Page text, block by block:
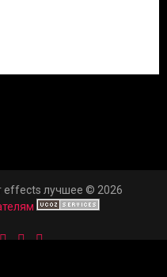
effects лучшее © 2026